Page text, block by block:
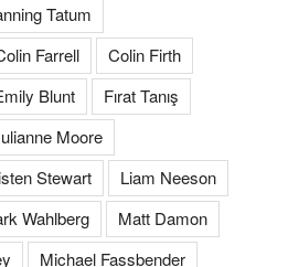
Tatum
Farrell
Colin Firth
Blunt
Fırat Tanış
Moore
Stewart
Liam Neeson
Wahlberg
Matt Damon
Michael Fassbender